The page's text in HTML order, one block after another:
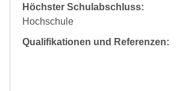
Höchster Schulabschluss:
Hochschule
Qualifikationen und Referenzen: